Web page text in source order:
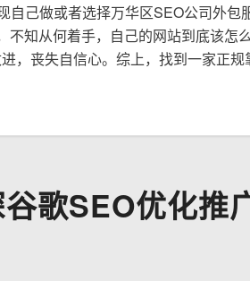
己做或者选择万华区SEO公司外
知从何着手，自己的网站到底该怎
丧失自信心。综上，找到一家正规
歌SEO优化推